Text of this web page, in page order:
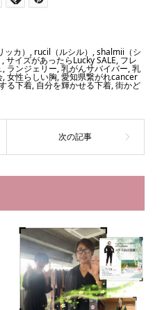
カ） , rucil（ルシル） ,shalmii（シ
,サイズがあったらLucky SALE, フレ
, ランジェリー,乳がんサバイバー,乳
,女性らしい胸,愛知県繋がれcancer
る下着,自分を輝かせる下着,街かど